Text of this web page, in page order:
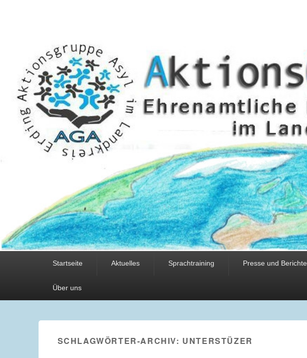
Startseite Aktuelles Sprachtraining Presse und Berichte
Über uns
SCHLAGWÖRTER-ARCHIV: UNTERSTÜZER